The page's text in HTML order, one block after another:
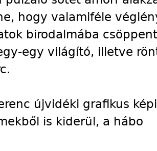
hogy valamiféle
birodalmába
egy világító, illetve
újvidéki grafikus
is kiderül, a hábo